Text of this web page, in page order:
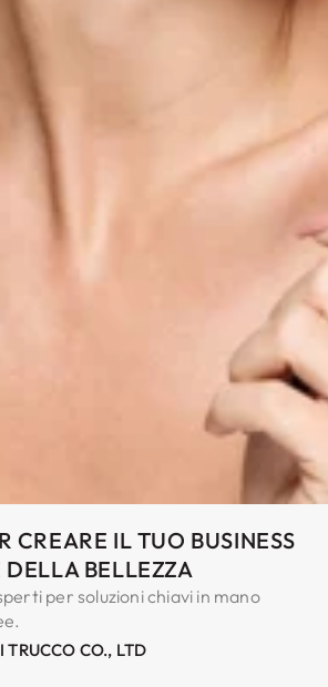
CREARE IL TUO BUSINESS
DELLA BELLEZZA
per soluzioni chiavi in ​​mano
TRUCCO CO., LTD